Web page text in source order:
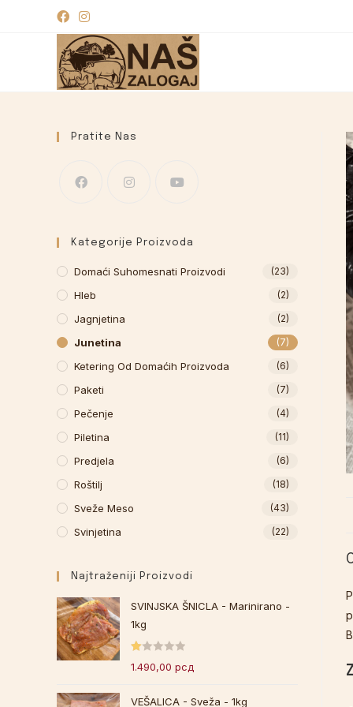
Pratite Nas
Kategorije Proizvoda
Domaći Suhomesnati Proizvodi (23)
Hleb (2)
Jagnjetina (2)
Junetina (7)
Ketering Od Domaćih Proizvoda (6)
Paketi (7)
Pečenje (4)
Piletina (11)
Predjela (6)
Roštilj (18)
Sveže Meso (43)
Svinjetina (22)
Najtraženiji Proizvodi
SVINJSKA ŠNICLA - Marinirano -
1kg
1.490,00 рсд
VEŠALICA - Sveža - 1kg